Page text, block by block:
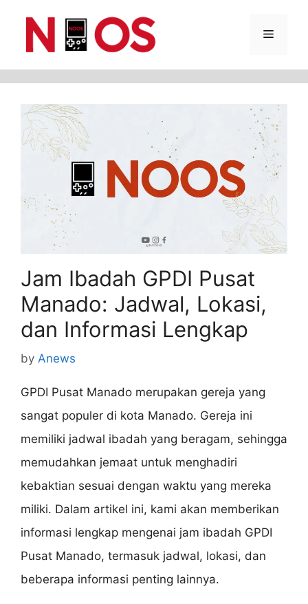
Menu
Jam Ibadah GPDI Pusat
Manado: Jadwal, Lokasi,
dan Informasi Lengkap
by Anews
GPDI Pusat Manado merupakan gereja yang
sangat populer di kota Manado. Gereja ini
memiliki jadwal ibadah yang beragam, sehingga
memudahkan jemaat untuk menghadiri
kebaktian sesuai dengan waktu yang mereka
miliki. Dalam artikel ini, kami akan memberikan
informasi lengkap mengenai jam ibadah GPDI
Pusat Manado, termasuk jadwal, lokasi, dan
beberapa informasi penting lainnya.